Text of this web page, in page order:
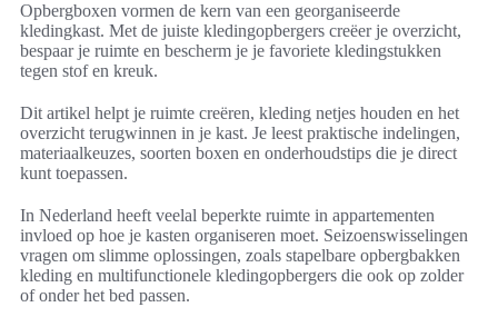
Opbergboxen vormen de kern van een georganiseerde
kledingkast. Met de juiste kledingopbergers creëer je overzicht,
bespaar je ruimte en bescherm je je favoriete kledingstukken
tegen stof en kreuk.
Dit artikel helpt je ruimte creëren, kleding netjes houden en het
overzicht terugwinnen in je kast. Je leest praktische indelingen,
materiaalkeuzes, soorten boxen en onderhoudstips die je direct
kunt toepassen.
In Nederland heeft veelal beperkte ruimte in appartementen
invloed op hoe je kasten organiseren moet. Seizoenswisselingen
vragen om slimme oplossingen, zoals stapelbare opbergbakken
kleding en multifunctionele kledingopbergers die ook op zolder
of onder het bed passen.